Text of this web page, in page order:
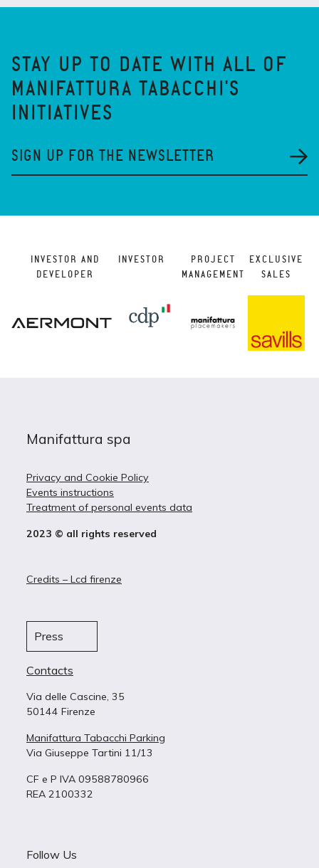
STAY UP TO DATE WITH ALL OF
MANIFATTURA TABACCHI'S
INITIATIVES
SIGN UP FOR THE NEWSLETTER
INVESTOR AND
DEVELOPER
INVESTOR
PROJECT
MANAGEMENT
EXCLUSIVE
SALES
Manifattura spa
Privacy and Cookie Policy
Events instructions
Treatment of personal events data
2023 © all rights reserved
Credits – Lcd firenze
Press
Contacts
Via delle Cascine, 35
50144 Firenze
Manifattura Tabacchi Parking
Via Giuseppe Tartini 11/13
CF e P IVA 09588780966
REA 2100332
Follow Us